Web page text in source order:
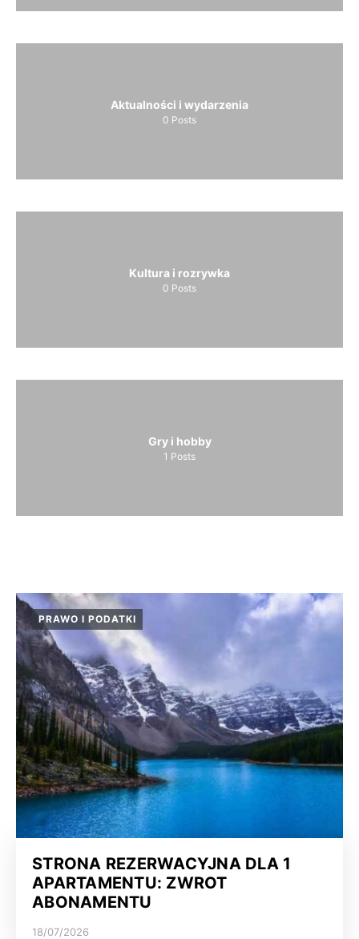
Aktualności i wydarzenia
0 Posts
Kultura i rozrywka
0 Posts
Gry i hobby
1 Posts
PRAWO I PODATKI
STRONA REZERWACYJNA DLA 1
APARTAMENTU: ZWROT
ABONAMENTU
18/07/2026